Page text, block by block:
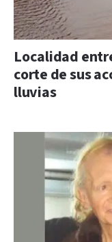
Localidad
corte de sus
lluvias